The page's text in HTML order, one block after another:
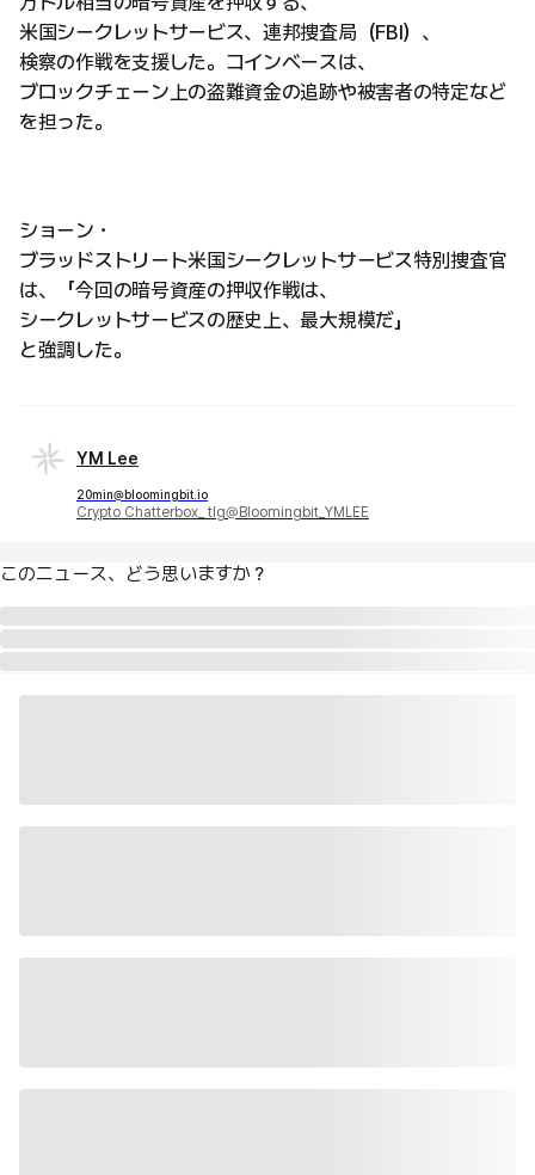
米国シークレットサービス、連邦捜査局（FBI）、
検察の作戦を支援した。コインベースは、
ブロックチェーン上の盗難資金の追跡や被害者の特定など
を担った。
ショーン・
ブラッドストリート米国シークレットサービス特別捜査官
は、「今回の暗号資産の押収作戦は、
シークレットサービスの歴史上、最大規模だ」
と強調した。
YM Lee
20min@bloomingbit.io
Crypto Chatterbox_ tlg@Bloomingbit_YMLEE
このニュース、どう思いますか？